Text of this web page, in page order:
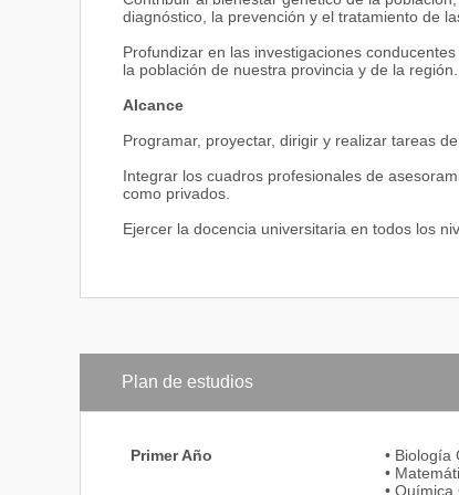
diagnóstico, la prevención y el tratamiento de
Profundizar en las investigaciones
la población de nuestra provincia y de la región.
Alcance
Programar, proyectar, dirigir y realizar tareas
Integrar los cuadros profesionales de
como privados.
Ejercer la docencia universitaria en todos los
Plan de estudios
Primer Año
• Biología
•
• Química